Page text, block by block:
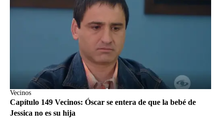
Vecinos
Capítulo 149 Vecinos: Óscar se entera de que la bebé de
Jessica no es su hija